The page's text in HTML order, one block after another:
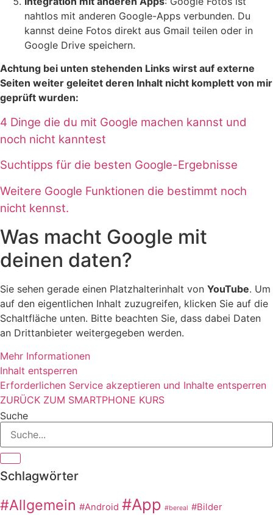
nahtlos mit anderen Google-Apps verbunden. Du
kannst deine Fotos direkt aus Gmail teilen oder in
Google Drive speichern.
Achtung bei unten stehenden Links wirst auf externe
Seiten weiter geleitet deren Inhalt nicht komplett von mir
geprüft wurden:
4 Dinge die du mit Google machen kannst und
noch nicht kanntest
Suchtipps für die besten Google-Ergebnisse
Weitere Google Funktionen die bestimmt noch
nicht kennst.
Was macht Google mit
deinen daten?
Sie sehen gerade einen Platzhalterinhalt von YouTube. Um
auf den eigentlichen Inhalt zuzugreifen, klicken Sie auf die
Schaltfläche unten. Bitte beachten Sie, dass dabei Daten
an Drittanbieter weitergegeben werden.
Mehr Informationen
Inhalt entsperren
Erforderlichen Service akzeptieren und Inhalte entsperren
ZURÜCK ZUM SMARTPHONE KURS
Suche
Schlagwörter
#Allgemein #Android #App #bereal #Bilder